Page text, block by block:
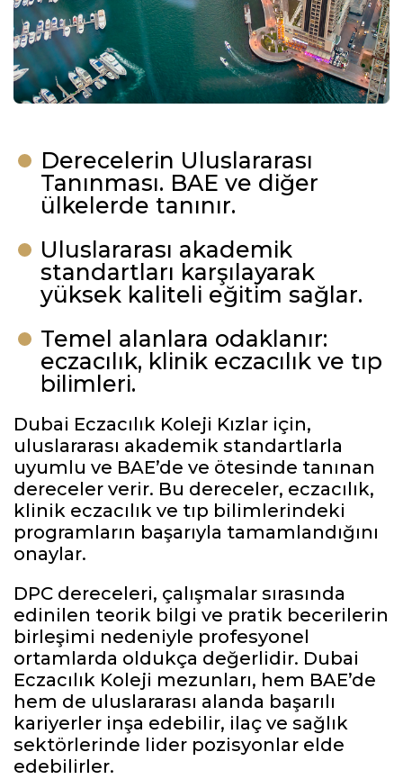
Derecelerin Uluslararası
Tanınması. BAE ve diğer
ülkelerde tanınır.
Uluslararası akademik
standartları karşılayarak
yüksek kaliteli eğitim sağlar.
Temel alanlara odaklanır:
eczacılık, klinik eczacılık ve tıp
bilimleri.
Dubai Eczacılık Koleji Kızlar için,
uluslararası akademik standartlarla
uyumlu ve BAE’de ve ötesinde tanınan
dereceler verir. Bu dereceler, eczacılık,
klinik eczacılık ve tıp bilimlerindeki
programların başarıyla tamamlandığını
onaylar.
DPC dereceleri, çalışmalar sırasında
edinilen teorik bilgi ve pratik becerilerin
birleşimi nedeniyle profesyonel
ortamlarda oldukça değerlidir. Dubai
Eczacılık Koleji mezunları, hem BAE’de
hem de uluslararası alanda başarılı
kariyerler inşa edebilir, ilaç ve sağlık
sektörlerinde lider pozisyonlar elde
edebilirler.